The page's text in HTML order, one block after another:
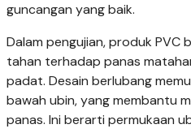
guncangan yang baik.
Dalam pengujian, produk PVC
tahan terhadap panas
padat. Desain berlubang
bawah ubin, yang membantu
panas. Ini berarti permukaan